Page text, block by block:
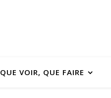
QUE VOIR, QUE FAIRE